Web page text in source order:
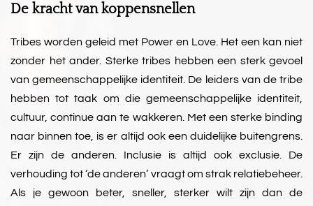
De kracht van koppensnellen
Tribes worden geleid met Power en Love. Het een kan niet
zonder het ander. Sterke tribes hebben een sterk gevoel
van gemeenschappelijke identiteit. De leiders van de tribe
hebben tot taak om die gemeenschappelijke identiteit,
cultuur, continue aan te wakkeren. Met een sterke binding
naar binnen toe, is er altijd ook een duidelijke buitengrens.
Er zijn de anderen. Inclusie is altijd ook exclusie. De
verhouding tot ‘de anderen’ vraagt om strak relatiebeheer.
Als je gewoon beter, sneller, sterker wilt zijn dan de